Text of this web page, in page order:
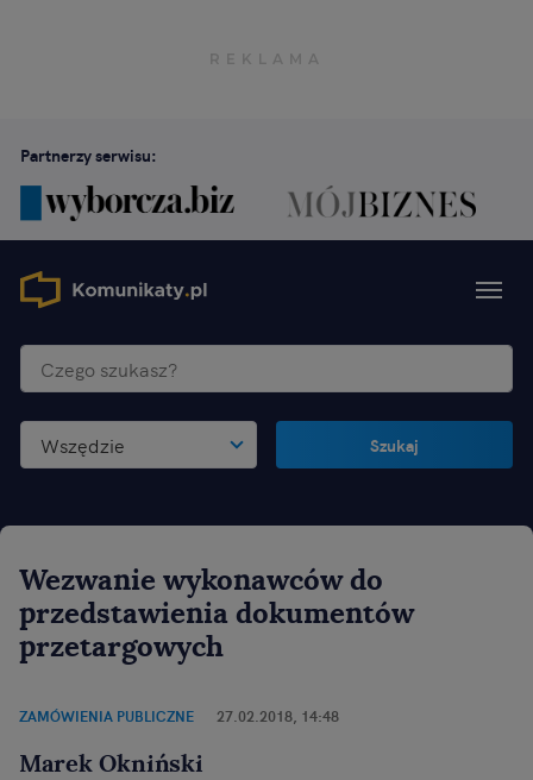
Partnerzy serwisu:
Wszędzie Szukaj
Wezwanie wykonawców do
przedstawienia dokumentów
przetargowych
ZAMÓWIENIA PUBLICZNE 27.02.2018, 14:48
Marek Okniński